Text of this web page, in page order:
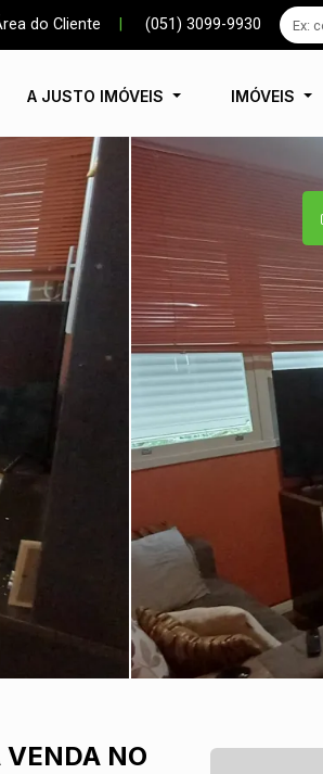
do Cliente (051) 3099-9930
A JUSTO IMÓVEIS IMÓVEIS
VENDA NO